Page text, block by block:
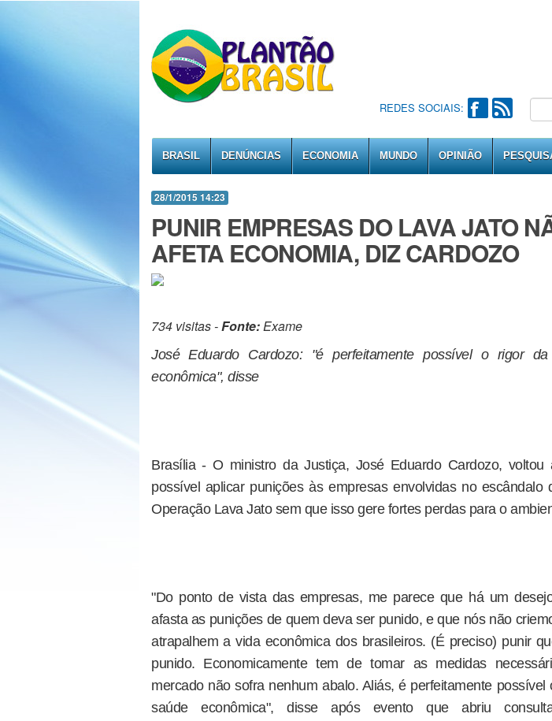
REDES SOCIAIS:
BRASIL DENÚNCIAS ECONOMIA MUNDO OPINIÃO
28/1/2015 14:23
PUNIR EMPRESAS DO LAVA JATO
AFETA ECONOMIA, DIZ CARDOZO
734 visitas -Fonte:Exame
José Eduardo Cardozo: "é perfeitamente possível o rigor
econômica", disse
Brasília - O ministro da Justiça, José Eduardo Cardozo,
possível aplicar punições às empresas envolvidas no escândalo
Operação Lava Jato sem que isso gere fortes perdas para o
"Do ponto de vista das empresas, me parece que há um
afasta as punições de quem deva ser punido, e que nós não
atrapalhem a vida econômica dos brasileiros. (É preciso) punir
punido. Economicamente tem de tomar as medidas
mercado não sofra nenhum abalo. Aliás, é perfeitamente
saúde econômica", disse após evento que abriu